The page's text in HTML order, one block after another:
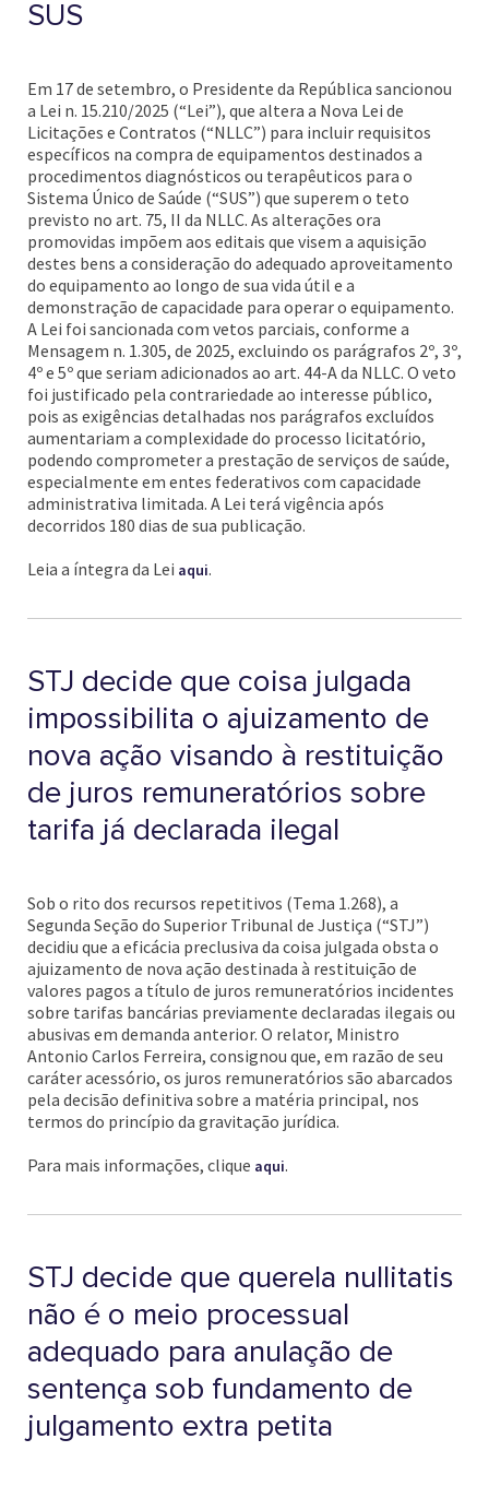
SUS
Em 17 de setembro, o Presidente da República sancionou
a Lei n. 15.210/2025 (“Lei”), que altera a Nova Lei de
Licitações e Contratos (“NLLC”) para incluir requisitos
específicos na compra de equipamentos destinados a
procedimentos diagnósticos ou terapêuticos para o
Sistema Único de Saúde (“SUS”) que superem o teto
previsto no art. 75, II da NLLC. As alterações ora
promovidas impõem aos editais que visem a aquisição
destes bens a consideração do adequado aproveitamento
do equipamento ao longo de sua vida útil e a
demonstração de capacidade para operar o equipamento.
A Lei foi sancionada com vetos parciais, conforme a
Mensagem n. 1.305, de 2025, excluindo os parágrafos 2º, 3º,
4º e 5º que seriam adicionados ao art. 44-A da NLLC. O veto
foi justificado pela contrariedade ao interesse público,
pois as exigências detalhadas nos parágrafos excluídos
aumentariam a complexidade do processo licitatório,
podendo comprometer a prestação de serviços de saúde,
especialmente em entes federativos com capacidade
administrativa limitada. A Lei terá vigência após
decorridos 180 dias de sua publicação.
Leia a íntegra da Lei aqui.
STJ decide que coisa julgada
impossibilita o ajuizamento de
nova ação visando à restituição
de juros remuneratórios sobre
tarifa já declarada ilegal
Sob o rito dos recursos repetitivos (Tema 1.268), a
Segunda Seção do Superior Tribunal de Justiça (“STJ”)
decidiu que a eficácia preclusiva da coisa julgada obsta o
ajuizamento de nova ação destinada à restituição de
valores pagos a título de juros remuneratórios incidentes
sobre tarifas bancárias previamente declaradas ilegais ou
abusivas em demanda anterior. O relator, Ministro
Antonio Carlos Ferreira, consignou que, em razão de seu
caráter acessório, os juros remuneratórios são abarcados
pela decisão definitiva sobre a matéria principal, nos
termos do princípio da gravitação jurídica.
Para mais informações, clique aqui.
STJ decide que querela nullitatis
não é o meio processual
adequado para anulação de
sentença sob fundamento de
julgamento extra petita